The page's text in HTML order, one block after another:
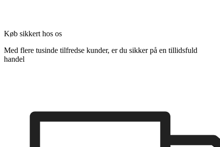
Køb sikkert hos os
Med flere tusinde tilfredse kunder, er du sikker på en tillidsfuld
handel